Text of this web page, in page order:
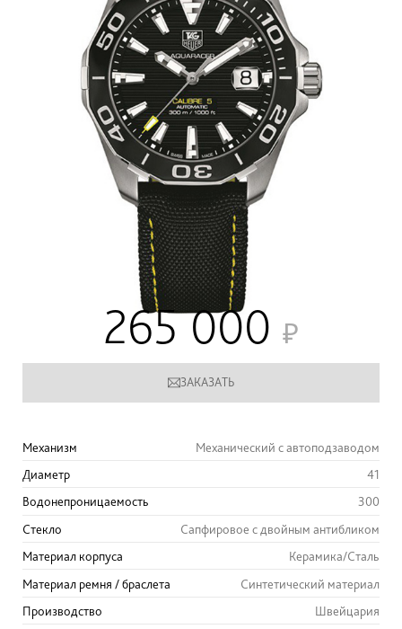
265 000
ЗАКАЗАТЬ
Механизм
Механический с автоподзаводом
Диаметр
41
Водонепроницаемость
300
Стекло
Сапфировое с двойным антибликом
Материал корпуса
Керамика/Сталь
Материал ремня / браслета
Синтетический материал
Производство
Швейцария